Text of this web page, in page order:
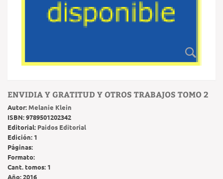
ENVIDIA Y GRATITUD Y OTROS TRABAJOS TOMO 2
Autor: Melanie Klein
ISBN:9789501202342
Editorial: Paidos Editorial
Edición: 1
Páginas:
Formato:
Cant. tomos: 1
Año:2016